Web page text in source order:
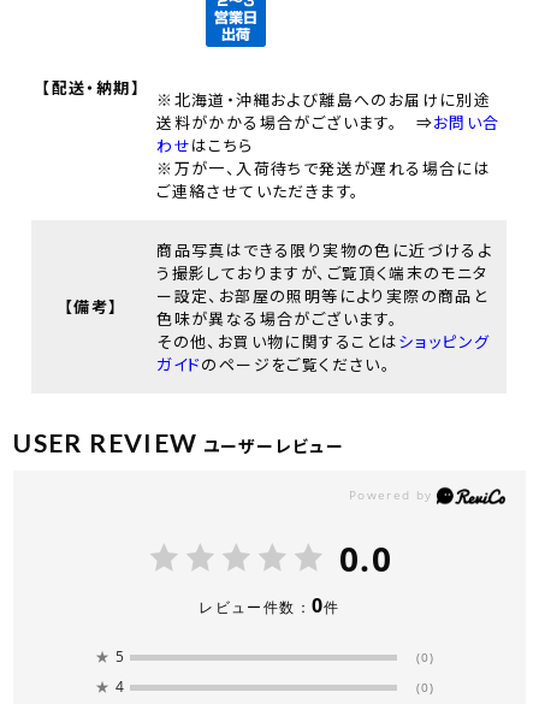
【配送・納期】
※北海道・沖縄および離島へのお届けに別途
送料がかかる場合がございます。 ⇒お問い合
わせはこちら
※万が一、入荷待ちで発送が遅れる場合には
ご連絡させていただきます。
【備考】
商品写真はできる限り実物の色に近づけるよ
う撮影しておりますが、ご覧頂く端末のモニタ
ー設定、お部屋の照明等により実際の商品と
色味が異なる場合がございます。
その他、お買い物に関することはショッピング
ガイドのページをご覧ください。
USER REVIEW ユーザーレビュー
0.0
レビュー件数： 0件
★ 5 (0)
★ 4 (0)